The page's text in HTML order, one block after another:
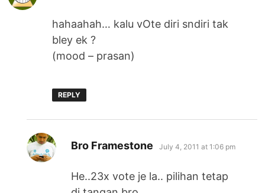
hahaahah… kalu vOte diri sndiri tak
bley ek ?
(mood – prasan)
REPLY
Bro Framestone says:
July 4, 2011 at 1:06 pm
He..23x vote je la.. pilihan tetap